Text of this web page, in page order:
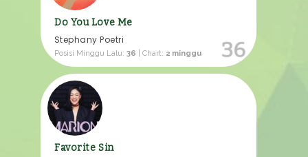
Do You Love Me
Stephany Poetri
Posisi Minggu Lalu: 36 | Chart: 2 minggu 36
Favorite Sin